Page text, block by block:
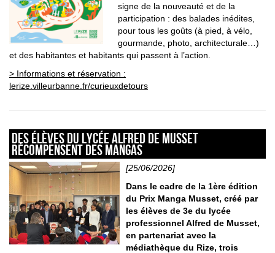
signe de la nouveauté et de la
participation : des balades inédites,
pour tous les goûts (à pied, à vélo,
gourmande, photo, architecturale…)
et des habitantes et habitants qui passent à l’action.
> Informations et réservation :
lerize.villeurbanne.fr/curieuxdetours
Des élèves du lycée Alfred de Musset
récompensent des mangas
[25/06/2026]
Dans le cadre de la 1ère édition
du Prix Manga Musset, créé par
les élèves de 3e du lycée
professionnel Alfred de Musset,
en partenariat avec la
médiathèque du Rize, trois